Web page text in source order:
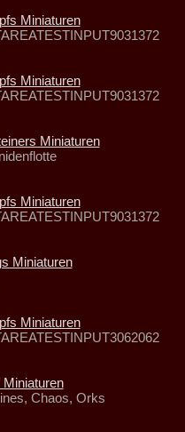
Miniaturen
Miniaturen
Miniaturen
Miniaturen
Miniaturen
Miniaturen
Chaos, Orks